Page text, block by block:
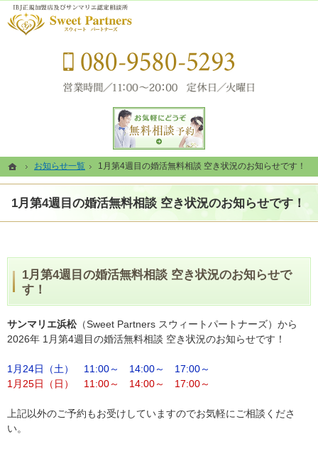
ホーム
お知らせ一覧 1月第4週目の婚活無料相談 空き状況のお知らせです！
1月第4週目の婚活無料相談 空き状況のお知らせです！
静岡県浜松市の結婚相談所なら当相談所へ。
静岡県浜松市の結婚相談所なら素敵なご結婚をコーディネートするSweet Partners（スウ
1月第4週目の婚活無料相談 空き状況のお知らせで
す！
サンマリエ浜松（Sweet Partners スウィートパートナーズ）から
2026年 1月第4週目の婚活無料相談 空き状況のお知らせです！
1月24日（土） 11:00～ 14:00～ 17:00～
1月25日（日） 11:00～ 14:00～ 17:00～
上記以外のご予約もお受けしていますのでお気軽にご相談くださ
い。
ホーム
お知らせ一覧 1月第4週目の婚活無料相談 空き状況のお知らせです！